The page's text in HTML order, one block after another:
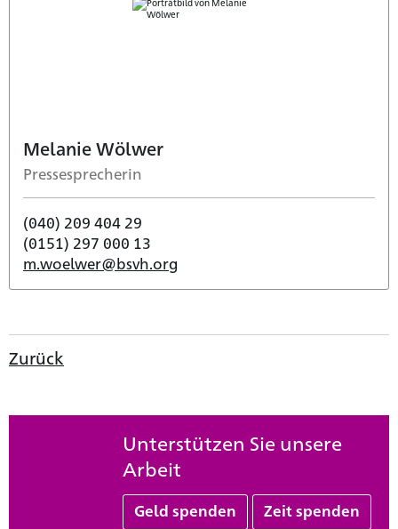
Melanie Wölwer
Pressesprecherin
(040) 209 404 29
(0151) 297 000 13
m.woelwer@bsvh.org
Zurück
Unterstützen Sie unsere
Arbeit
Geld spenden Zeit spenden